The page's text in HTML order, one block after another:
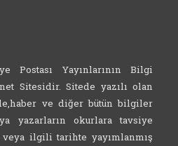
Postası Yayınlarının Bilgi
Sitesidir. Sitede yazılı olan
ve diğer bütün bilgiler
yazarların okurlara tavsiye
ilgili tarihte yayımlanmış